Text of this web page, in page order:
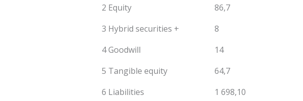
2 Equity
86,7
3 Hybrid securities +
8
4 Goodwill
14
5 Tangible equity
64,7
6 Liabilities
1 698,10